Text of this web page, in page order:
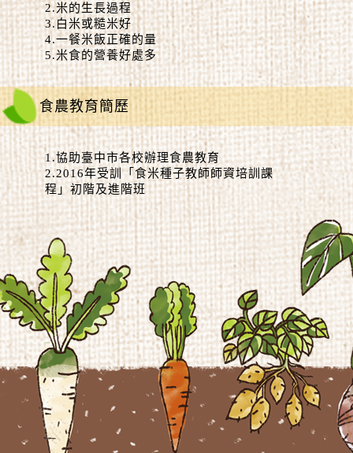
2.米的生長過程
3.白米或糙米好
4.一餐米飯正確的量
5.米食的營養好處多
食農教育簡歷
1.協助臺中市各校辦理食農教育
2.2016年受訓「食米種子教師師資培訓課
程」初階及進階班